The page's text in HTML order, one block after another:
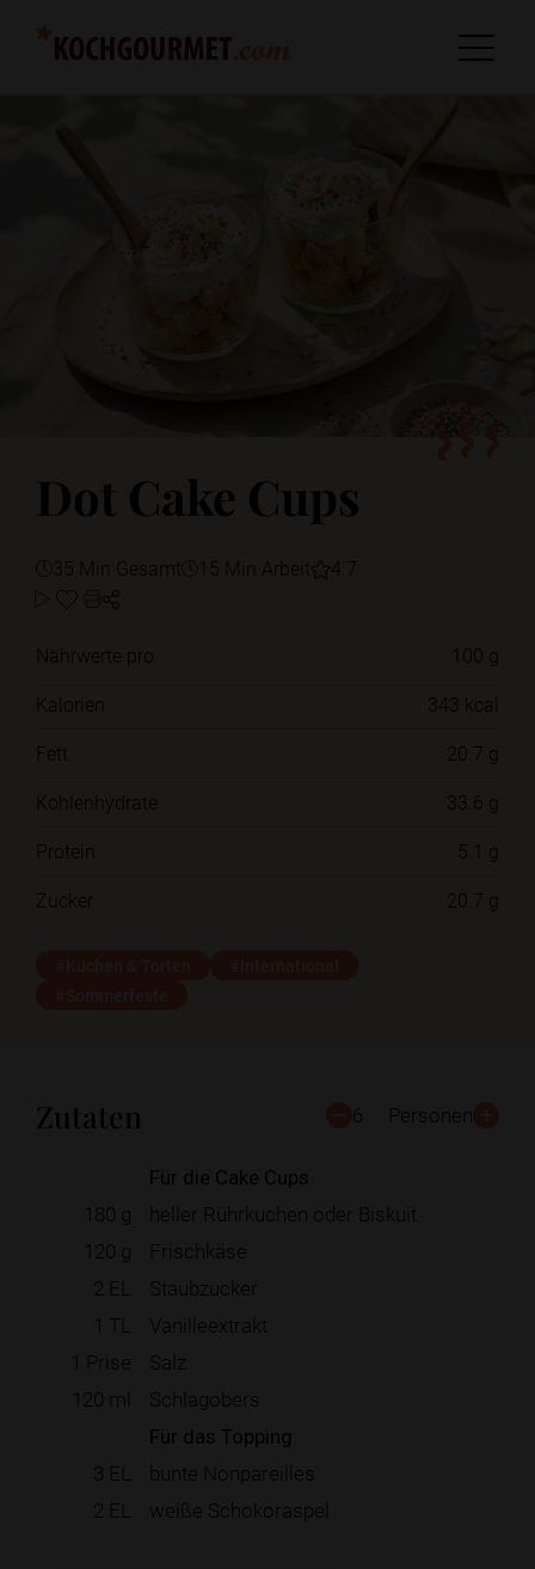
Dot Cake Cups
35 Min Gesamt 15 Min Arbeit 4.7
Nährwerte pro
100 g
Kalorien
343 kcal
Fett
20.7 g
Kohlenhydrate
33.6 g
Protein
5.1 g
Zucker
20.7 g
Zutaten 6 Personen
Für die Cake Cups
180 g
heller Rührkuchen oder Biskuit
120 g
Frischkäse
2 EL
Staubzucker
1 TL
Vanilleextrakt
1 Prise
Salz
120 ml Schlagobers
Für das Topping
3 EL
bunte Nonpareilles
2 EL weiße Schokoraspel